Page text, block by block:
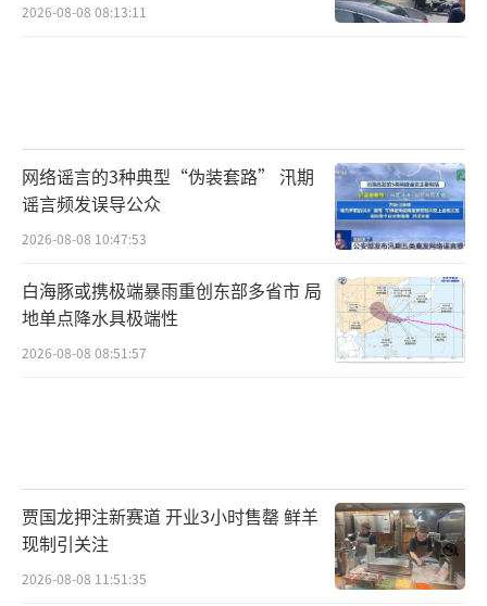
2026-08-08 08:13:11
网络谣言的3种典型“伪装套路” 汛期
谣言频发误导公众
2026-08-08 10:47:53
白海豚或携极端暴雨重创东部多省市 局
地单点降水具极端性
2026-08-08 08:51:57
贾国龙押注新赛道 开业3小时售罄 鲜羊
现制引关注
2026-08-08 11:51:35